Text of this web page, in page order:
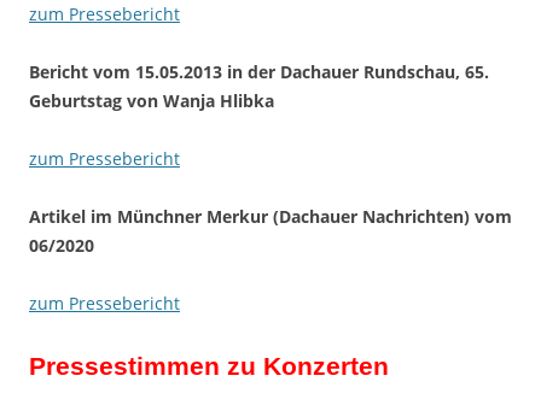
zum Pressebericht
Bericht vom 15.05.2013 in der Dachauer Rundschau, 65.
Geburtstag von Wanja Hlibka
zum Pressebericht
Artikel im Münchner Merkur (Dachauer Nachrichten) vom
06/2020
zum Pressebericht
Pressestimmen zu Konzerten